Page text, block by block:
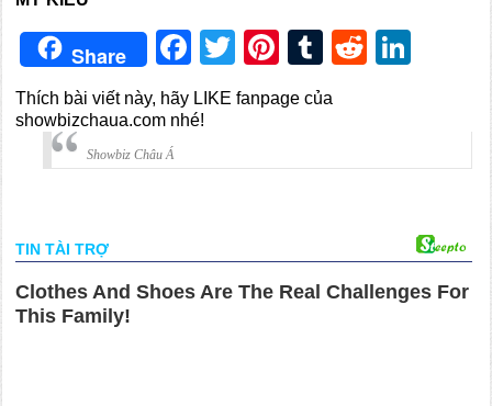
Share Facebook
Twitter
Pinterest
TumblrReddit
Thích bài viết này, hãy LIKE fanpage của
showbizchaua.com nhé!
Showbiz Châu Á